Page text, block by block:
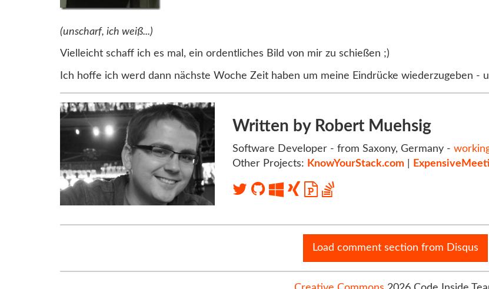
(unscharf, ich weiß...)
Vielleicht schaff ich es mal, ein ordentliches Bild von mir zu schießen ;)
Ich hoffe ich werd dann nächste Woche Zeit haben um meine Eindrücke wiederzugeben -
Written by Robert Muehsig
Software Developer - from Saxony, Germany -
Other Projects: KnowYourStack.com
Load comment section from Disqus